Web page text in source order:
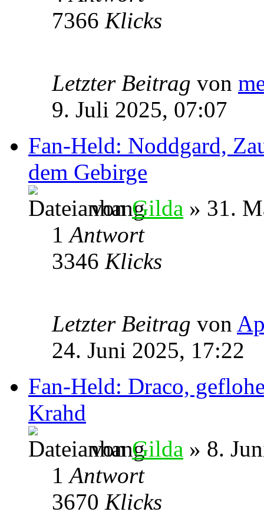
7366 Klicks
Letzter Beitrag von
9. Juli 2025, 07:07
Fan-Held: Noddgard,
dem Gebirge
vonGilda » 31.
1Antwort
3346 Klicks
Letzter Beitrag von
24. Juni 2025, 17:22
Fan-Held: Draco,
Krahd
vonGilda » 8.
1Antwort
3670 Klicks